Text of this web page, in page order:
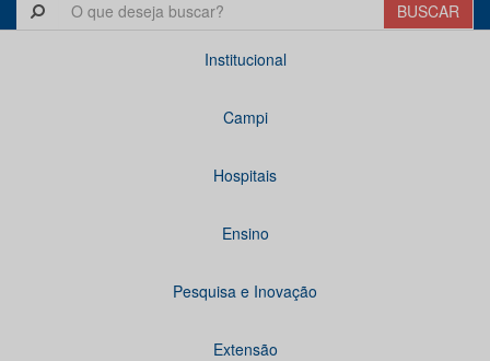
Institucional
Campi
Hospitais
Ensino
Pesquisa e Inovação
Extensão